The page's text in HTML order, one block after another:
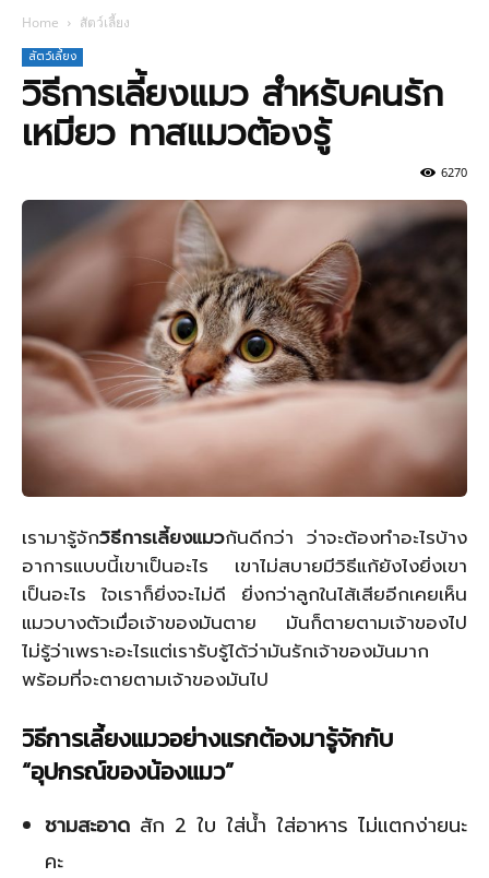
Home สัตว์เลี้ยง
สัตว์เลี้ยง
วิธีการเลี้ยงแมว สำหรับคนรัก
เหมียว ทาสแมวต้องรู้
6270
เรามารู้จักวิธีการเลี้ยงแมวกันดีกว่า ว่าจะต้องทำอะไรบ้าง
อาการแบบนี้เขาเป็นอะไร เขาไม่สบายมีวิธีแก้ยังไงยิ่งเขา
เป็นอะไร ใจเราก็ยิ่งจะไม่ดี ยิ่งกว่าลูกในไส้เสียอีกเคยเห็น
แมวบางตัวเมื่อเจ้าของมันตาย มันก็ตายตามเจ้าของไป
ไม่รู้ว่าเพราะอะไรแต่เรารับรู้ได้ว่ามันรักเจ้าของมันมาก
พร้อมที่จะตายตามเจ้าของมันไป
วิธีการเลี้ยงแมวอย่างแรกต้องมารู้จักกับ
“อุปกรณ์ของน้องแมว”
ชามสะอาด สัก 2 ใบ ใส่น้ำ ใส่อาหาร ไม่แตกง่ายนะ
คะ